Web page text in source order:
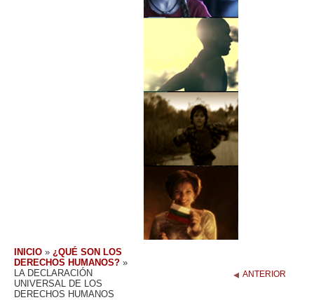
INICIO » ¿QUÉ SON LOS
DERECHOS HUMANOS? »
LA DECLARACIÓN
UNIVERSAL DE LOS
DERECHOS HUMANOS
ANTERIOR